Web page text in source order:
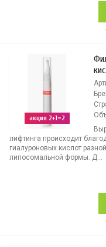
акция 2+1=2
лифтинга происходит
гиалуроновых кислот
липосомальной формы. Д...